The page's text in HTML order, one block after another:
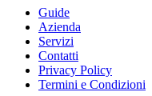
Guide
Azienda
Servizi
Contatti
Privacy Policy
Termini e Condizioni